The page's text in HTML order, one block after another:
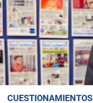
CUESTIONAMIENTOS